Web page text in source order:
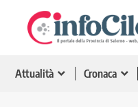
Attualità Cronaca